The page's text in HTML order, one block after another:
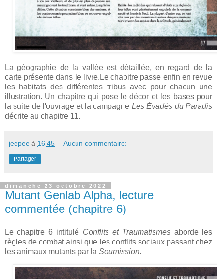
La géographie de la vallée est détaillée, en regard de la
carte présente dans le livre.Le chapitre passe enfin en revue
les habitats des différentes tribus avec pour chacun une
illustration. Un chapitre qui pose le décor et les bases pour
la suite de l'ouvrage et la campagne Les Évadés du Paradis
décrite au chapitre 11.
jeepee à 16:45 Aucun commentaire:
Partager
dimanche 23 octobre 2022
Mutant Genlab Alpha, lecture
commentée (chapitre 6)
Le chapitre 6 intitulé Conflits et Traumatismes aborde les
règles de combat ainsi que les conflits sociaux passant chez
les animaux mutants par la Soumission.